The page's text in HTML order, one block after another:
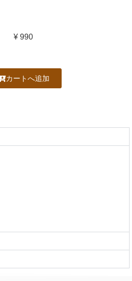
¥ 990
カートへ追加